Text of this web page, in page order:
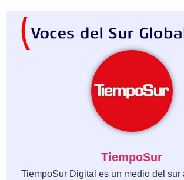
TiempoSur
TiempoSur Digital es un medio del sur